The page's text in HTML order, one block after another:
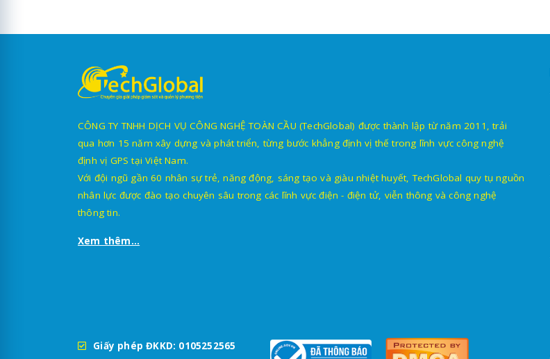
CÔNG TY TNHH DỊCH VỤ CÔNG NGHỆ TOÀN CẦU (TechGlobal) được thành lập từ năm 2011, trải
qua hơn 15 năm xây dựng và phát triển, từng bước khẳng định vị thế trong lĩnh vực công nghệ
định vị GPS tại Việt Nam.
Với đội ngũ gần 60 nhân sự trẻ, năng động, sáng tạo và giàu nhiệt huyết, TechGlobal quy tụ nguồn
nhân lực được đào tạo chuyên sâu trong các lĩnh vực điện - điện tử, viễn thông và công nghệ
thông tin.
Xem thêm...
Giấy phép ĐKKD: 0105252565